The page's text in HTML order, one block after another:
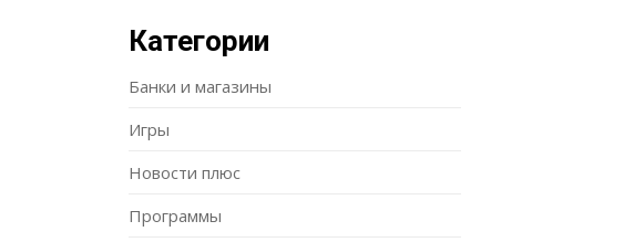
Категории
Банки и магазины
Игры
Новости плюс
Программы